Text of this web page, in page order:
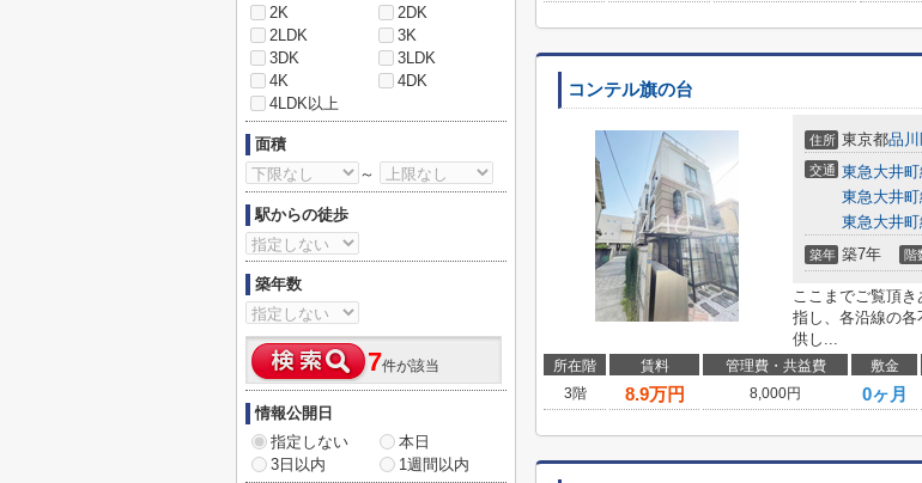
コンテル旗の台
住所 東京都品
交通 東急大井町
東急大井町
東急大井町
築年 築7年 階
ここまでご覧頂
指し、各沿線の
供し...
所在階 賃料 管理費・共益費 敷金
3階
8.9万円 8,000円 0ヶ月
2K
2DK
2LDK
3K
3DK
3LDK
4K
4DK
4LDK以上
面積
～
駅からの徒歩
築年数
7件が該当
情報公開日
指定しない
本日
3日以内
1週間以内